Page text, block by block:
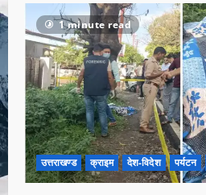
1 minute read
उत्तराखण्ड क्राइम देश-विदेश पर्यटन